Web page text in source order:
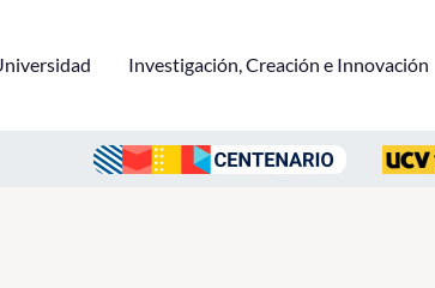
Investigación, Creación e Innovación